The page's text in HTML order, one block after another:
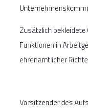
Zusätzlich
Funktionen in
ehrenamtlicher
Vorsitzender des